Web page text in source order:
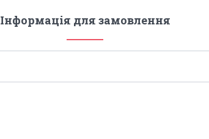
Інформація для замовлення